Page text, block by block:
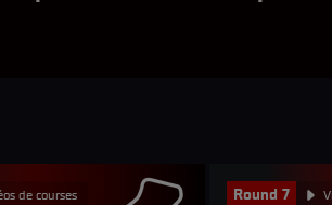
de courses Round 7